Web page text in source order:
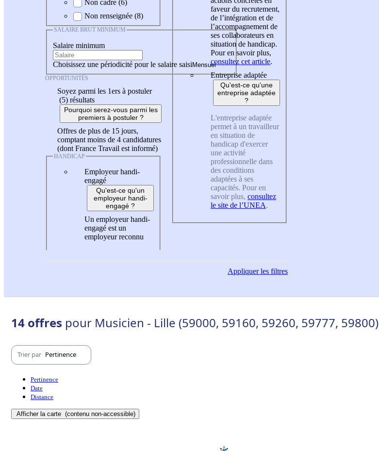
Non cadre (6)
Non renseignée (8)
SALAIRE BRUT MINIMUM
Salaire minimum
Choisissez une périodicité pour le salaire saisi
OPPORTUNITÉS
Soyez parmi les 1ers à postuler
(5) résultats
Pourquoi serez-vous parmi les
premiers à postuler ?
Offres de plus de 15 jours,
comptant moins de 4 candidatures
(dont France Travail est informé)
HANDICAP
Employeur handi-
engagé
Qu'est-ce qu'un
employeur handi-
engagé ?
Un employeur handi-
engagé est un
employeur reconnu
faveur du recrutement,
de l’intégration et de
l’accompagnement de
ses collaborateurs en
situation de handicap.
Pour en savoir plus,
consultez cet article.
Entreprise adaptée
Qu'est-ce qu'une
entreprise adaptée
?
L'entreprise adaptée
permet à un travailleur
en situation de
handicap d'exercer
une activité
professionnelle dans
des conditions
adaptées à ses
capacités. Pour en
savoir plus, consultez
le site de l’UNEA.
Appliquerles filtres
14 offres pour Musicien - Lille (59000, 59160, 59260, 59777, 59800)
Trier par Pertinence
Pertinence
Date
Distance
Afficher la carte (contenu non-accessible)